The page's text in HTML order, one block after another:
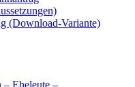
(Download-Variante)
– Eheleute –